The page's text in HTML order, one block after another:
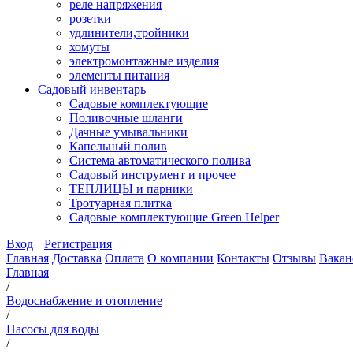
реле напряжения
розетки
удлинители,тройники
хомуты
электромонтажные изделия
элементы питания
Садовый инвентарь
Садовые комплектующие
Поливочные шланги
Дачные умывальники
Капельный полив
Система автоматического полива
Садовый инструмент и прочее
ТЕПЛИЦЫ и парники
Тротуарная плитка
Садовые комплектующие Green Helper
Вход
Регистрация
Главная Доставка Оплата О компании Контакты Отзывы
Главная
/
Водоснабжение и отопление
/
Насосы для воды
/